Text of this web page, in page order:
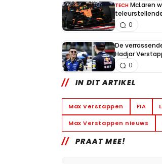
TECH McLaren
0
De
Hadjar
0
IN DIT ARTIKEL
Max Verstappen FIA
Max Verstappen nieuws
PRAAT MEE!